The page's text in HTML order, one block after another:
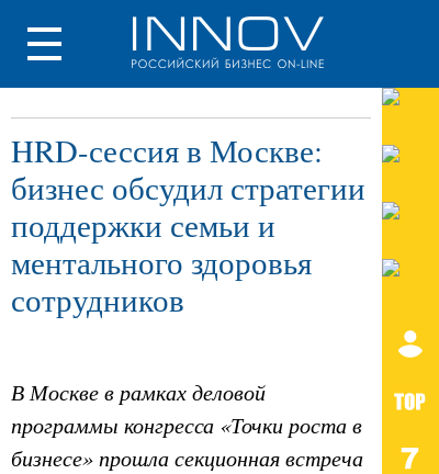
HRD-сессия в Москве:
бизнес обсудил стратегии
поддержки семьи и
ментального здоровья
сотрудников
В Москве в рамках деловой
программы конгресса «Точки роста в
бизнесе» прошла секционная встреча